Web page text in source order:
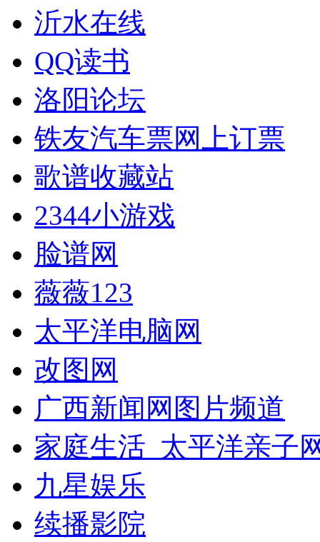
沂水在线
QQ读书
洛阳论坛
铁友汽车票网上订票
歌谱收藏站
2344小游戏
脸谱网
薇薇123
太平洋电脑网
改图网
广西新闻网图片频道
家庭生活_太平洋亲子
九星娱乐
续播影院